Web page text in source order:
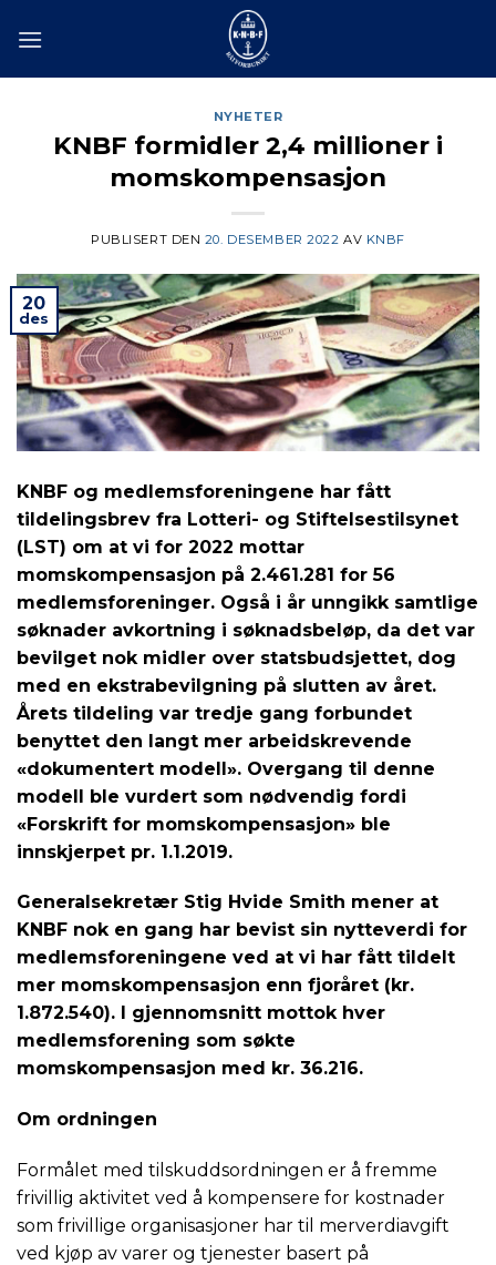
NYHETER
KNBF formidler 2,4 millioner i
momskompensasjon
PUBLISERT DEN 20. DESEMBER 2022 AV KNBF
20
des
KNBF og medlemsforeningene har fått
tildelingsbrev fra Lotteri- og Stiftelsestilsynet
(LST) om at vi for 2022 mottar
momskompensasjon på 2.461.281 for 56
medlemsforeninger. Også i år unngikk samtlige
søknader avkortning i søknadsbeløp, da det var
bevilget nok midler over statsbudsjettet, dog
med en ekstrabevilgning på slutten av året.
Årets tildeling var tredje gang forbundet
benyttet den langt mer arbeidskrevende
«dokumentert modell». Overgang til denne
modell ble vurdert som nødvendig fordi
«Forskrift for momskompensasjon» ble
innskjerpet pr. 1.1.2019.
Generalsekretær Stig Hvide Smith mener at
KNBF nok en gang har bevist sin nytteverdi for
medlemsforeningene ved at vi har fått tildelt
mer momskompensasjon enn fjoråret (kr.
1.872.540). I gjennomsnitt mottok hver
medlemsforening som søkte
momskompensasjon med kr. 36.216.
Om ordningen
Formålet med tilskuddsordningen er å fremme
frivillig aktivitet ved å kompensere for kostnader
som frivillige organisasjoner har til merverdiavgift
ved kjøp av varer og tjenester basert på